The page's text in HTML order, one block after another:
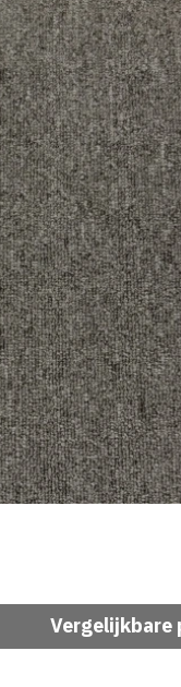
Vergelijkbare